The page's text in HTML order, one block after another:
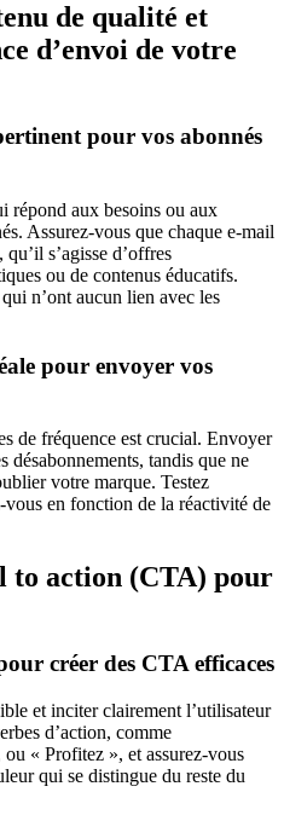
de qualité et
d’envoi de votre
pour vos abonnés
répond aux besoins ou aux
Assurez-vous que chaque e-mail
s’agisse d’offres
ou de contenus éducatifs.
n’ont aucun lien avec les
pour envoyer vos
de fréquence est crucial. Envoyer
désabonnements, tandis que ne
votre marque. Testez
vous en fonction de la réactivité de
to action (CTA) pour
créer des CTA efficaces
et inciter clairement l’utilisateur
d’action, comme
« Profitez », et assurez-vous
qui se distingue du reste du